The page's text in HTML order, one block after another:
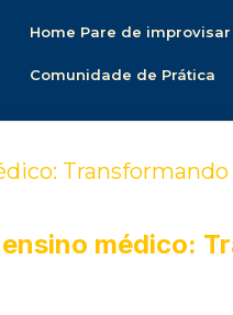
Home Pare de improvisar
Comunidade de Prática
médico: